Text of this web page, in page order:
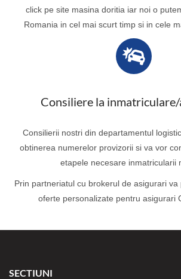
click pe site masina doritia iar noi o
Romania in cel mai scurt timp si in cele
Consiliere la
Consilierii nostri din departamentul
obtinerea numerelor provizorii si va vor
etapele necesare inmatricularii
Prin partneriatul cu brokerul de asigurari va
oferte personalizate pentru asigurari
SECTIUNI